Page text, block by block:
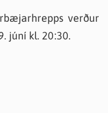
verður
júní kl. 20:30.